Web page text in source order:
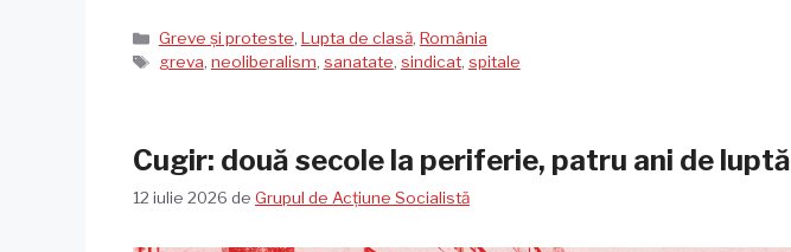
Categorii
Greve și proteste, Lupta de clasă, România
Etichete
greva, neoliberalism, sanatate, sindicat, spitale
Cugir: două secole la periferie, patru ani de luptă
12 iulie 2026 de Grupul de Acțiune Socialistă